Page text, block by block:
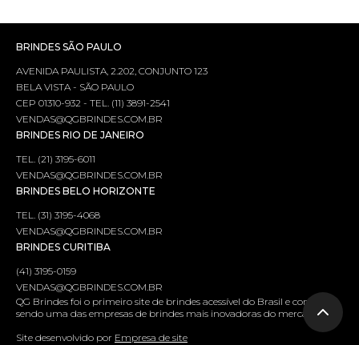
BRINDES SÃO PAULO
AVENIDA PAULISTA, 2.202, CONJUNTO 123
BELA VISTA - SÃO PAULO
CEP 01310-932 - TEL. (11) 3891-2541
VENDAS@QGBRINDES.COM.BR
BRINDES RIO DE JANEIRO
TEL. (21) 3195-6011
VENDAS@QGBRINDES.COM.BR
BRINDES BELO HORIZONTE
TEL. (31) 3195-4068
VENDAS@QGBRINDES.COM.BR
BRINDES CURITIBA
(41) 3195-0159
VENDAS@QGBRINDES.COM.BR
QG Brindes foi o primeiro site de brindes acessível do Brasil e continua
sendo uma das empresas de brindes mais inovadoras do mercado.
Site desenvolvido por Empresa de site